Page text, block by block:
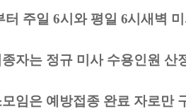
터 주일6시와 평일 6시새벽
자는 정규 미사 수용인원 산
임은 예방접종 완료 자로만